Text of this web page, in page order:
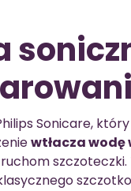
Sonicare,
wtłacza wodę